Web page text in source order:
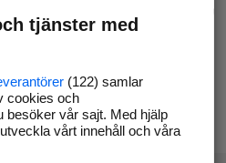
och försök igen
tjänster med
(122) samlar
cookies och
besöker vår sajt. Med hjälp
vårt innehåll och våra